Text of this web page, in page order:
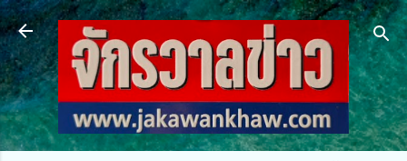
ข้ามไปที่เนื้อหาหลัก